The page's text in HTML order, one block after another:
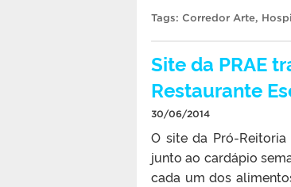
Tags: Corredor Arte,
Site da PRAE
Restaurante
30/06/2014
O site da Pró-
junto ao cardápio
cada um dos